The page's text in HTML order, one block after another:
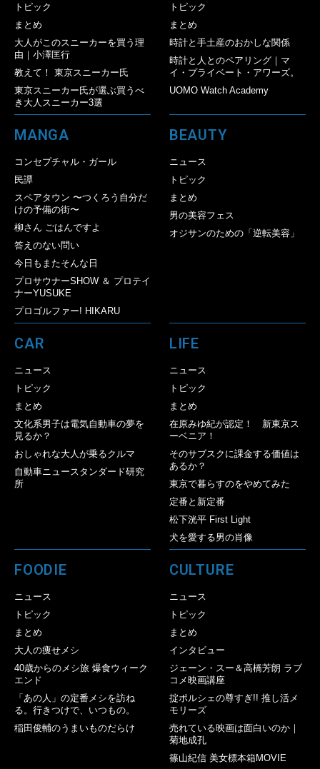
トピック
まとめ
大人がこのスニーカーを買う理
由｜小澤匡行
教えて！ 東京スニーカー氏
東京スニーカー氏が選ぶ買うべ
き大人スニーカー3選
トピック
まとめ
時計と手土産のおかしな関係
時計と人とのペアリング｜マ
イ・プライベート・アワーズ。
UOMO Watch Academy
MANGA
コンセプチャル・ガール
民譚
スペアタウン 〜つくろう自分だ
けの予備の街〜
柳さん ごはんですよ
答えのない問い
今日もまたそんな日
プロサウナーSHOW ＆ プロテイ
ナーYUSUKE
プロゴルファー! HIKARU
BEAUTY
ニュース
トピック
まとめ
男の美容フェス
オジサンのための「逆転美容」
CAR
ニュース
トピック
まとめ
文化系男子は電気自動車の夢を
見るか？
おしゃれな大人が乗るクルマ
自動車ニュースタンダード研究
所
LIFE
ニュース
トピック
まとめ
在原みゆ紀が認定！ 新東京ス
ーベニア！
そのサブスクに課金する価値は
あるか？
東京で暮らすのをやめてみた
定番と新定番
松下洸平 First Light
犬を愛する男の肖像
FOODIE
ニュース
トピック
まとめ
大人の痩せメシ
40歳からのメシ旅 爆食ウィーク
エンド
「あの人」の定番メシを訪ね
る。行きつけで、いつもの。
稲田俊輔のうまいものだらけ
CULTURE
ニュース
トピック
まとめ
インタビュー
ジェーン・スー＆高橋芳朗 ラブ
コメ映画講座
掟ポルシェの尊すぎ!! 推し活メ
モリーズ
売れている映画は面白いのか｜
菊地成孔
篠山紀信 美女標本箱MOVIE